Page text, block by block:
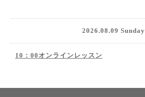
2026.08.09 Sunday
10：00オンラインレッスン